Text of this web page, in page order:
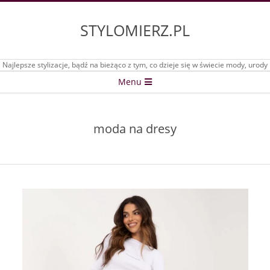
STYLOMIERZ.PL
Najlepsze stylizacje, bądź na bieżąco z tym, co dzieje się w świecie mody, urody
Menu
moda na dresy